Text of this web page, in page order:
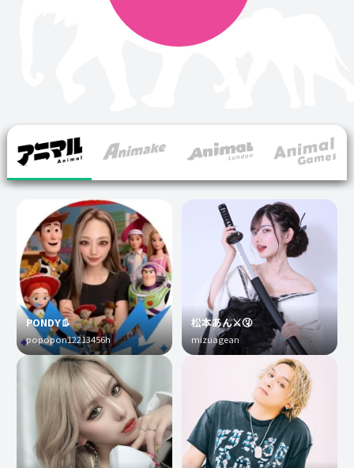
PONDY👢
popopon12213456h
松本あん⚔️🤧
mizuagean